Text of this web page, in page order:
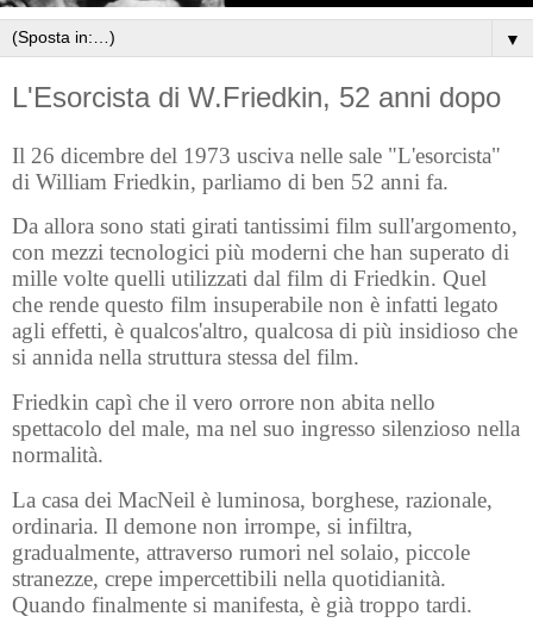
▼
L'Esorcista di W.Friedkin, 52 anni dopo
Il 26 dicembre del 1973 usciva nelle sale "L'esorcista"
di William Friedkin, parliamo di ben 52 anni fa.
Da allora sono stati girati tantissimi film sull'argomento,
con mezzi tecnologici più moderni che han superato di
mille volte quelli utilizzati dal film di Friedkin. Quel
che rende questo film insuperabile non è infatti legato
agli effetti, è qualcos'altro, qualcosa di più insidioso che
si annida nella struttura stessa del film.
Friedkin capì che il vero orrore non abita nello
spettacolo del male, ma nel suo ingresso silenzioso nella
normalità.
La casa dei MacNeil è luminosa, borghese, razionale,
ordinaria. Il demone non irrompe, si infiltra,
gradualmente, attraverso rumori nel solaio, piccole
stranezze, crepe impercettibili nella quotidianità.
Quando finalmente si manifesta, è già troppo tardi.